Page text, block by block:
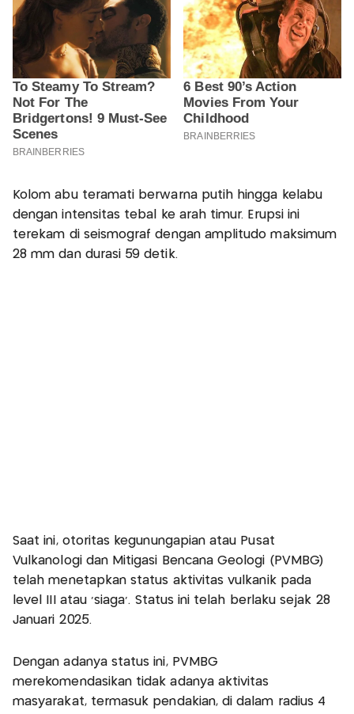
Kolom abu teramati berwarna putih hingga kelabu
dengan intensitas tebal ke arah timur. Erupsi ini
terekam di seismograf dengan amplitudo maksimum
28 mm dan durasi 59 detik.
Saat ini, otoritas kegunungapian atau Pusat
Vulkanologi dan Mitigasi Bencana Geologi (PVMBG)
telah menetapkan status aktivitas vulkanik pada
level III atau ‘siaga’. Status ini telah berlaku sejak 28
Januari 2025.
Dengan adanya status ini, PVMBG
merekomendasikan tidak adanya aktivitas
masyarakat, termasuk pendakian, di dalam radius 4